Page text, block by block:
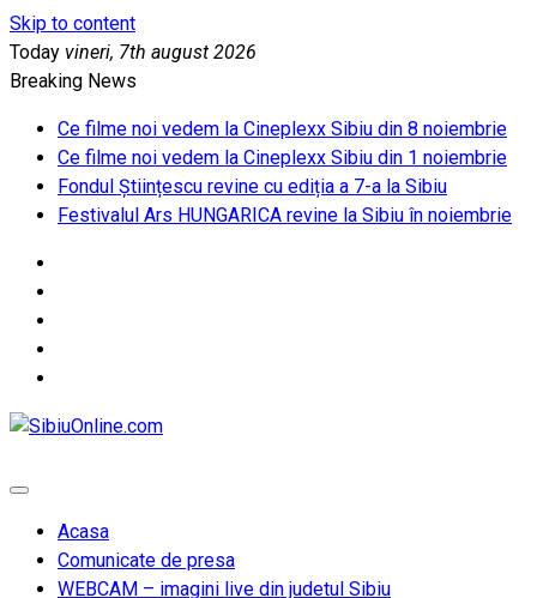
Skip to content
Today vineri, 7th august 2026
Breaking News
Ce filme noi vedem la Cineplexx Sibiu din 8 noiembrie
Ce filme noi vedem la Cineplexx Sibiu din 1 noiembrie
Fondul Științescu revine cu ediția a 7-a la Sibiu
Festivalul Ars HUNGARICA revine la Sibiu în noiembrie
Acasa
Comunicate de presa
WEBCAM – imagini live din judetul Sibiu